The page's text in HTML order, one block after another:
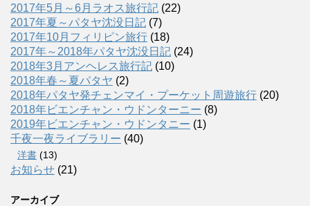
2017年5月～6月ラオス旅行記 (22)
2017年夏～パタヤ沈没日記 (7)
2017年10月フィリピン旅行 (18)
2017年～2018年パタヤ沈没日記 (24)
2018年3月アンヘレス旅行記 (10)
2018年春～夏パタヤ (2)
2018年パタヤ発チェンマイ・プーケット周遊旅行 (20)
2018年ビエンチャン・ウドンターニー (8)
2019年ビエンチャン・ウドンタニー (1)
千夜一夜ライブラリー (40)
洋書 (13)
お知らせ (21)
アーカイブ